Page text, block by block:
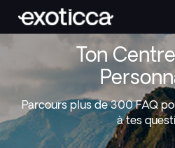
Ton
Parcours plus de 300 FAQ
à tes